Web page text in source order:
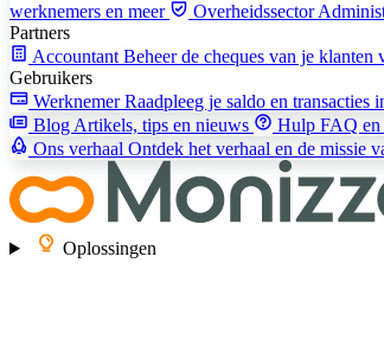
werknemers en meer
Overheidssector
Partners
Accountant Beheer de cheques van je klanten
Gebruikers
WerknemerRaadpleeg je saldo en transacties
Blog Artikels, tips en nieuws Hulp FAQ
Ons verhaal Ontdek het verhaal en de missie
Oplossingen